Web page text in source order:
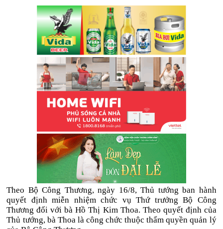
Theo Bộ Công Thương, ngày 16/8, Thủ tướng ban hành
quyết định miễn nhiệm chức vụ Thứ trưởng Bộ Công
Thương đối với bà Hồ Thị Kim Thoa. Theo quyết định của
Thủ tướng, bà Thoa là công chức thuộc thẩm quyền quản lý